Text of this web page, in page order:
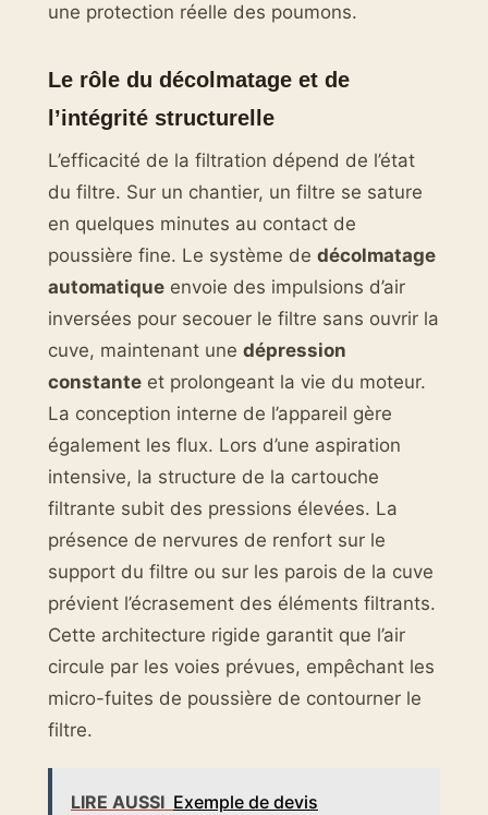
une protection réelle des poumons.
Le rôle du décolmatage et de
l’intégrité structurelle
L’efficacité de la filtration dépend de l’état
du filtre. Sur un chantier, un filtre se sature
en quelques minutes au contact de
poussière fine. Le système de décolmatage
automatique envoie des impulsions d’air
inversées pour secouer le filtre sans ouvrir la
cuve, maintenant une dépression
constante et prolongeant la vie du moteur.
La conception interne de l’appareil gère
également les flux. Lors d’une aspiration
intensive, la structure de la cartouche
filtrante subit des pressions élevées. La
présence de nervures de renfort sur le
support du filtre ou sur les parois de la cuve
prévient l’écrasement des éléments filtrants.
Cette architecture rigide garantit que l’air
circule par les voies prévues, empêchant les
micro-fuites de poussière de contourner le
filtre.
LIRE AUSSI Exemple de devis